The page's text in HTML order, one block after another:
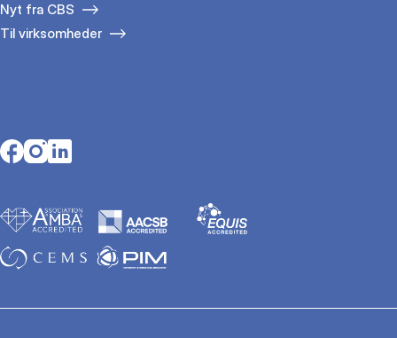
Nyt fra CBS
Til virksomheder
Opens in a new tab
Opens in a new tab
Opens in a new tab